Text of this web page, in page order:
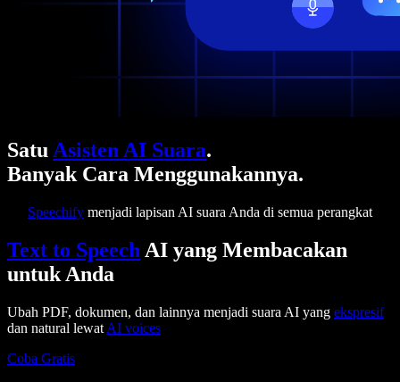
Satu Asisten AI Suara.
Banyak Cara Menggunakannya.
Speechify menjadi lapisan AI suara Anda di semua perangkat
Text to Speech AI yang Membacakan
untuk Anda
Ubah PDF, dokumen, dan lainnya menjadi suara AI yang ekspresif
dan natural lewat AI voices
Coba Gratis